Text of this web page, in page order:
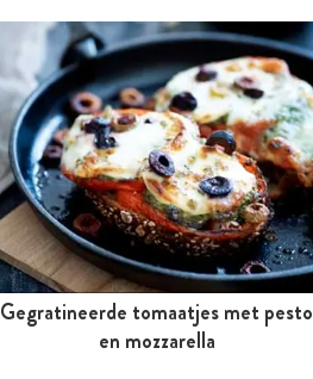
Tussen 30 minuten en 1 uur
Gegratineerde tomaatjes met pesto
en mozzarella